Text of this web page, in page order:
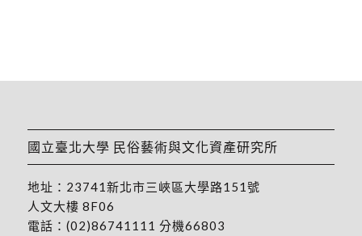
國立臺北大學 民俗藝術與文化資產研究所
地址： 23741新北市三峽區大學路151號
人文大樓 8F06
電話： (02)86741111 分機66803